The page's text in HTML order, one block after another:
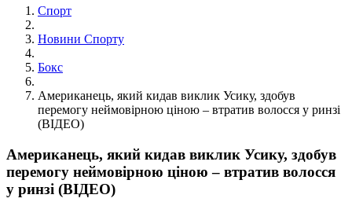
Спорт
Новини Спорту
Бокс
Американець, який кидав виклик Усику, здобув
перемогу неймовірною ціною – втратив волосся у ринзі
(ВІДЕО)
Американець, який кидав виклик Усику, здобув
перемогу неймовірною ціною – втратив волосся
у ринзі (ВІДЕО)